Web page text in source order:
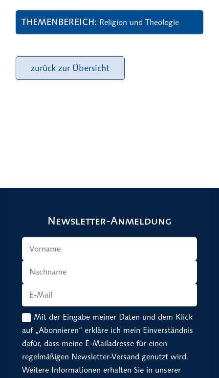
THEMENBEREICH Religion und Theologie
zurück zur Übersicht
Newsletter-Anmeldung
Mit der Eingabe meiner Daten und dem Klick
auf „Abonnieren“ erkläre ich mein Einverständnis
dafür, dass meine E-Mailadresse für einen
regelmäßigen Newsletter-Versand genutzt wird.
Weitere Informationen erhalten Sie in unserer